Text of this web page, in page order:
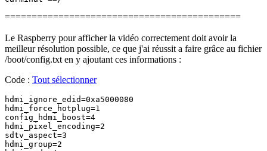
============================================
Le Raspberry pour afficher la vidéo correctement doit avoir la
meilleur résolution possible, ce que j'ai réussit a faire grâce au fichier
/boot/config.txt en y ajoutant ces informations :
Code : Tout sélectionner
hdmi_ignore_edid=0xa5000080
hdmi_force_hotplug=1
config_hdmi_boost=4
hdmi_pixel_encoding=2
sdtv_aspect=3
hdmi_group=2